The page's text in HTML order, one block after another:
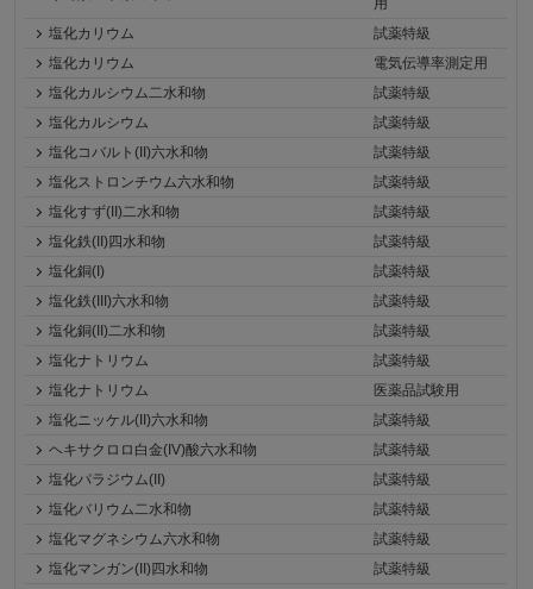
用
塩化カリウム
試薬特級
塩化カリウム
電気伝導率測定用
塩化カルシウム二水和物
試薬特級
塩化カルシウム
試薬特級
塩化コバルト(II)六水和物
試薬特級
塩化ストロンチウム六水和物
試薬特級
塩化すず(II)二水和物
試薬特級
塩化鉄(II)四水和物
試薬特級
塩化銅(I)
試薬特級
塩化鉄(III)六水和物
試薬特級
塩化銅(II)二水和物
試薬特級
塩化ナトリウム
試薬特級
塩化ナトリウム
医薬品試験用
塩化ニッケル(II)六水和物
試薬特級
ヘキサクロロ白金(IV)酸六水和物
試薬特級
塩化パラジウム(II)
試薬特級
塩化バリウム二水和物
試薬特級
塩化マグネシウム六水和物
試薬特級
塩化マンガン(II)四水和物
試薬特級